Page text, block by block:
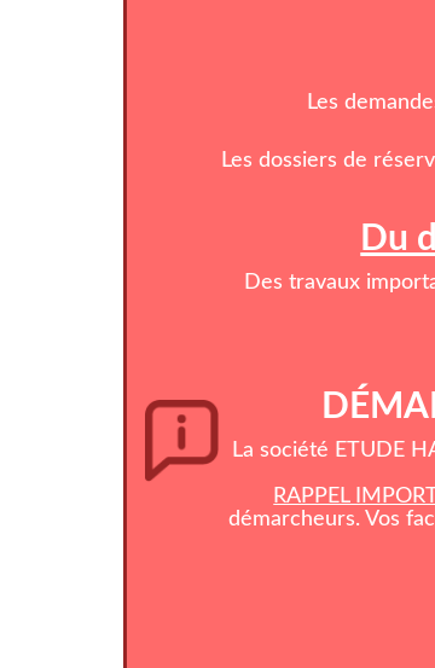
Les
Les dossiers de
Du
Des travaux
La société ETUDE
RAPPEL
démarcheurs. Vos